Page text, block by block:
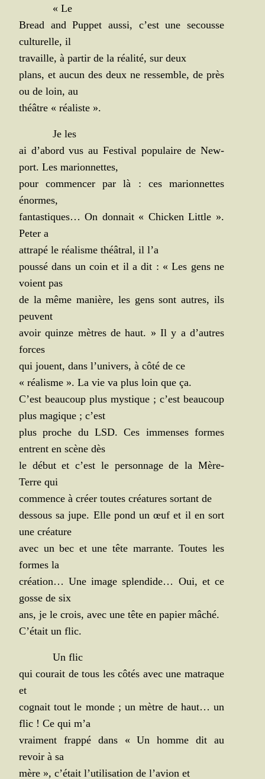
« Le
Bread and Pup­pet aus­si, c’est une secousse
cultu­relle, il
tra­vaille, à par­tir de la réa­li­té, sur deux
plans, et aucun des deux ne res­semble, de près
ou de loin, au
théâtre « réaliste ».
Je les
ai d’abord vus au Fes­ti­val popu­laire de New­
port. Les marionnettes,
pour com­men­cer par là : ces marion­nettes
énormes,
fan­tas­tiques… On don­nait « Chi­cken Lit­tle ».
Peter a
attra­pé le réa­lisme théâ­tral, il l’a
pous­sé dans un coin et il a dit : « Les gens ne
voient pas
de la même manière, les gens sont autres, ils
peuvent
avoir quinze mètres de haut. » Il y a d’autres
forces
qui jouent, dans l’univers, à côté de ce
« réa­lisme ». La vie va plus loin que ça.
C’est beau­coup plus mys­tique ; c’est beau­coup
plus magique ; c’est
plus proche du LSD. Ces immenses formes
entrent en scène dès
le début et c’est le per­son­nage de la Mère-
Terre qui
com­mence à créer toutes créa­tures sor­tant de
des­sous sa jupe. Elle pond un œuf et il en sort
une créature
avec un bec et une tête mar­rante. Toutes les
formes la
créa­tion… Une image splen­dide… Oui, et ce
gosse de six
ans, je le crois, avec une tête en papier mâché.
C’était un flic.
Un flic
qui cou­rait de tous les côtés avec une matraque
et
cognait tout le monde ; un mètre de haut… un
flic ! Ce qui m’a
vrai­ment frap­pé dans « Un homme dit au
revoir à sa
mère », c’était l’utilisation de l’avion et